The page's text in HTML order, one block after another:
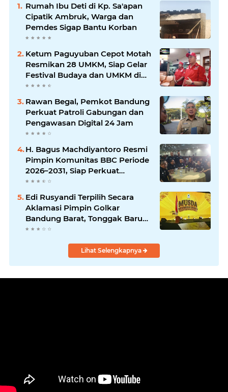
Rumah Ibu Deti di Kp. Sa'apan
Cipatik Ambruk, Warga dan
Pemdes Sigap Bantu Korban
Ketum Paguyuban Cepot Motah
Resmikan 28 UMKM, Siap Gelar
Festival Budaya dan UMKM di
Jalan Braga
Rawan Begal, Pemkot Bandung
Perkuat Patroli Gabungan dan
Pengawasan Digital 24 Jam
H. Bagus Machdiyantoro Resmi
Pimpin Komunitas BBC Periode
2026–2031, Siap Perkuat
Solidaritas dan Hadirkan
Masyarakat
Edi Rusyandi Terpilih Secara
Aklamasi Pimpin Golkar
Bandung Barat, Tonggak Baru
Kepemimpinan Harmonis
Lihat Selengkapnya